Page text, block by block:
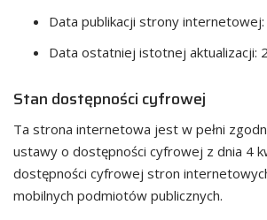
Data publikacji strony internetowej:
Data ostatniej istotnej aktualizacji:
Stan dostępności cyfrowej
Ta strona internetowa jest w pełni
ustawy o dostępności cyfrowej z dnia 4
dostępności cyfrowej stron
mobilnych podmiotów publicznych.